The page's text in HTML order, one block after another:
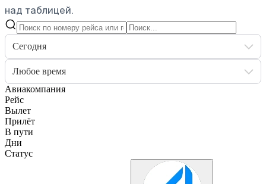
над таблицей.
Сегодня
Любое время
Авиакомпания
Рейс
Вылет
Прилёт
В пути
Дни
Статус